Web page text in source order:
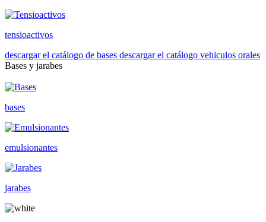
tensioactivos
descargar el catálogo de bases descargar el catálogo vehiculos orales
Bases y jarabes
bases
emulsionantes
jarabes